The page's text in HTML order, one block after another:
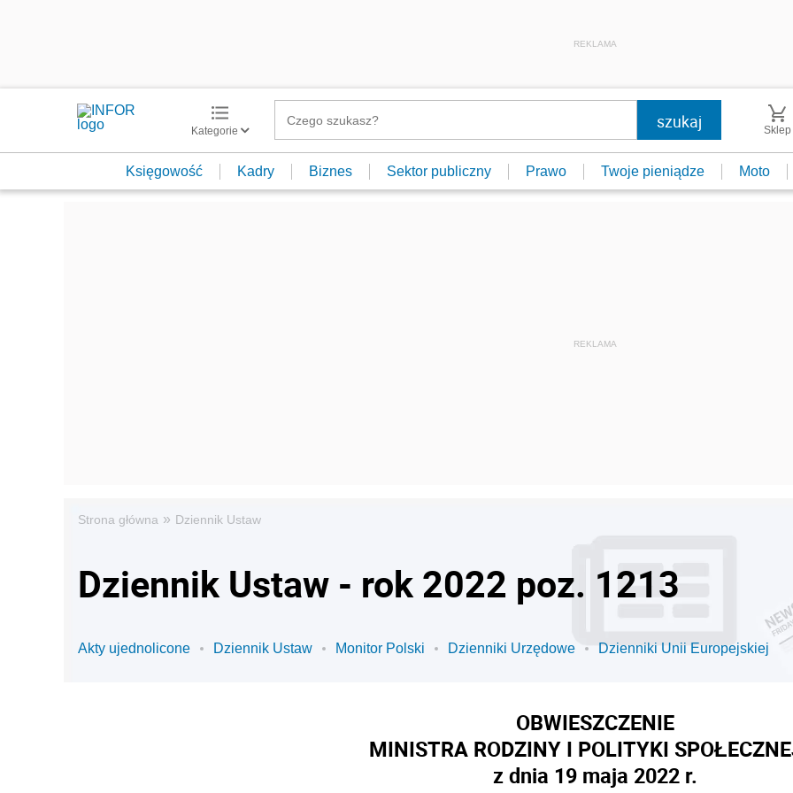
REKLAMA
Kategorie Sklep
Księgowość Kadry Biznes Sektor publiczny Prawo Twoje pieniądze Moto
Strona główna » Dziennik Ustaw
Dziennik Ustaw - rok 2022 poz. 1213
Akty ujednolicone Dziennik Ustaw Monitor Polski Dzienniki Urzędowe Dzienniki Unii Europejskiej
OBWIESZCZENIE
MINISTRA RODZINY I POLITYKI
z dnia 19 maja 2022 r.